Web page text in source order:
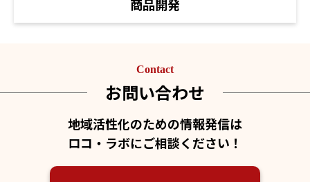
商品開発
Contact
お問い合わせ
地域活性化のための情報発信は
ロコ・ラボにご相談ください！